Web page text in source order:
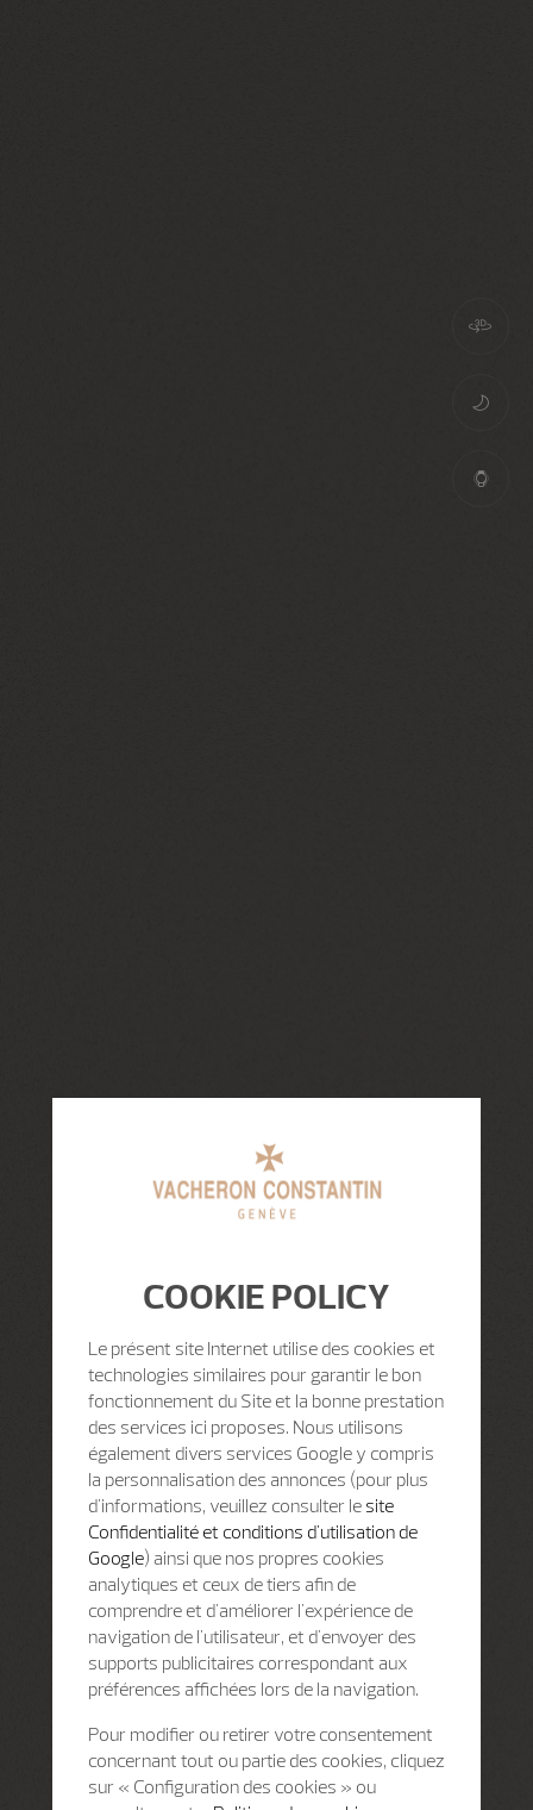
COOKIE POLICY
Le présent site Internet utilise des cookies et
technologies similaires pour garantir le bon
fonctionnement du Site et la bonne prestation
des services ici proposes. Nous utilisons
également divers services Google y compris
la personnalisation des annonces (pour plus
d'informations, veuillez consulter le site
Confidentialité et conditions d'utilisation de
Google) ainsi que nos propres cookies
analytiques et ceux de tiers afin de
comprendre et d'améliorer l'expérience de
navigation de l'utilisateur, et d'envoyer des
supports publicitaires correspondant aux
préférences affichées lors de la navigation.
Pour modifier ou retirer votre consentement
concernant tout ou partie des cookies, cliquez
sur « Configuration des cookies » ou